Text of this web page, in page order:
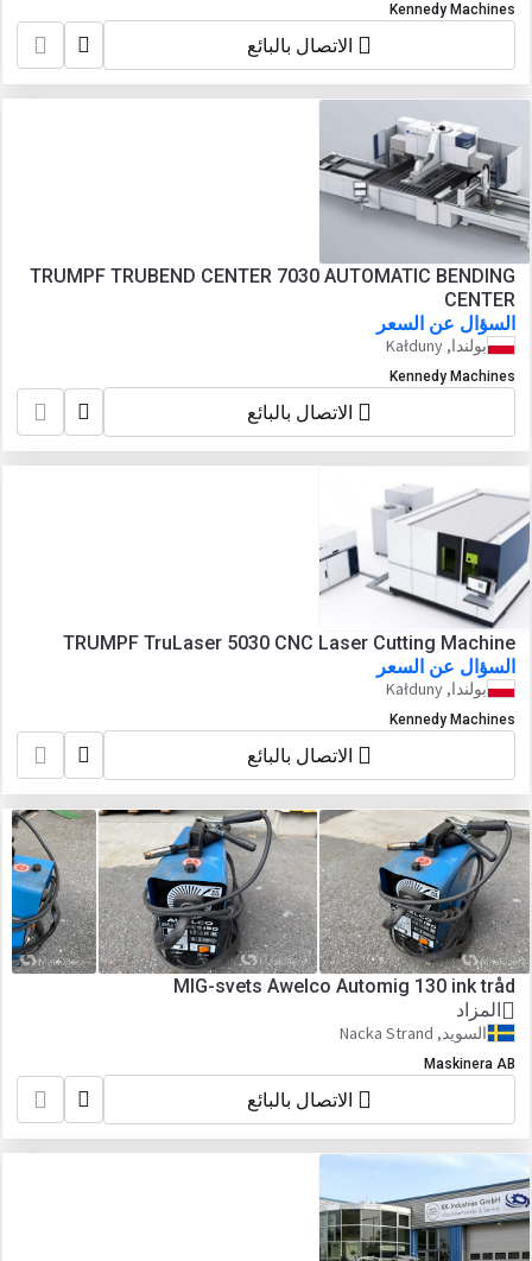
Kennedy Machines
الاتصال بالبائع
TRUMPF TRUBEND CENTER 7030 AUTOMATIC BENDING
CENTER
السؤال عن السعر
بولندا, Kałduny
Kennedy Machines
الاتصال بالبائع
TRUMPF TruLaser 5030 CNC Laser Cutting Machine
السؤال عن السعر
بولندا, Kałduny
Kennedy Machines
الاتصال بالبائع
MIG-svets Awelco Automig 130 ink tråd
المزاد
السويد, Nacka Strand
Maskinera AB
الاتصال بالبائع